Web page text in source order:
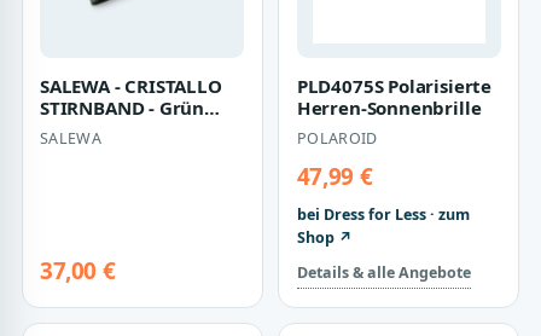
SALEWA - CRISTALLO
STIRNBAND - Grün
(Gr.UNI58)
SALEWA
37,00 €
PLD4075S Polarisierte
Herren-Sonnenbrille
POLAROID
47,99 €
bei Dress for Less · zum
Shop ↗
Details & alle Angebote